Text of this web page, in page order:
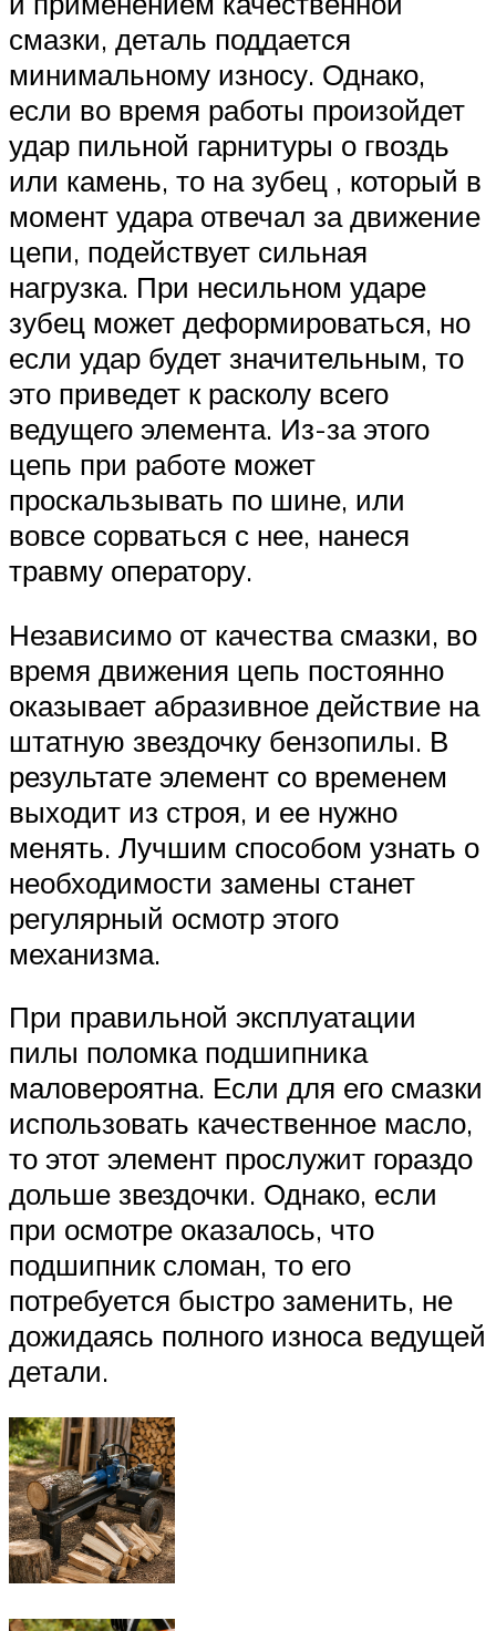
смазки, деталь поддается
минимальному износу. Однако,
если во время работы произойдет
удар пильной гарнитуры о гвоздь
или камень, то на зубец , который в
момент удара отвечал за движение
цепи, подействует сильная
нагрузка. При несильном ударе
зубец может деформироваться, но
если удар будет значительным, то
это приведет к расколу всего
ведущего элемента. Из-за этого
цепь при работе может
проскальзывать по шине, или
вовсе сорваться с нее, нанеся
травму оператору.
Независимо от качества смазки, во
время движения цепь постоянно
оказывает абразивное действие на
штатную звездочку бензопилы. В
результате элемент со временем
выходит из строя, и ее нужно
менять. Лучшим способом узнать о
необходимости замены станет
регулярный осмотр этого
механизма.
При правильной эксплуатации
пилы поломка подшипника
маловероятна. Если для его смазки
использовать качественное масло,
то этот элемент прослужит гораздо
дольше звездочки. Однако, если
при осмотре оказалось, что
подшипник сломан, то его
потребуется быстро заменить, не
дожидаясь полного износа ведущей
детали.